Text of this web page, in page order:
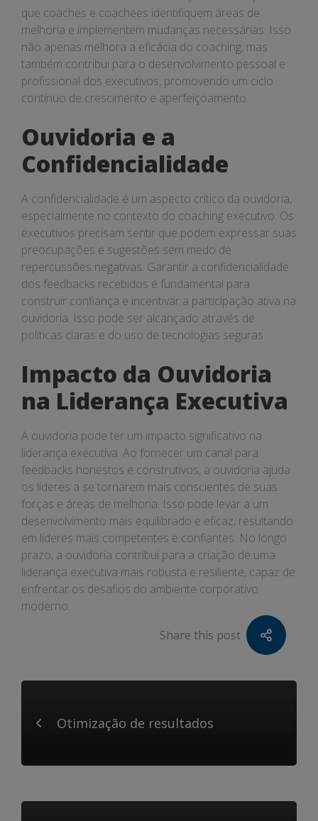
que coaches e coachees identifiquem áreas de
melhoria e implementem mudanças necessárias. Isso
não apenas melhora a eficácia do coaching, mas
também contribui para o desenvolvimento pessoal e
profissional dos executivos, promovendo um ciclo
contínuo de crescimento e aperfeiçoamento.
Ouvidoria e a
Confidencialidade
A confidencialidade é um aspecto crítico da ouvidoria,
especialmente no contexto do coaching executivo. Os
executivos precisam sentir que podem expressar suas
preocupações e sugestões sem medo de
repercussões negativas. Garantir a confidencialidade
dos feedbacks recebidos é fundamental para
construir confiança e incentivar a participação ativa na
ouvidoria. Isso pode ser alcançado através de
políticas claras e do uso de tecnologias seguras.
Impacto da Ouvidoria
na Liderança Executiva
A ouvidoria pode ter um impacto significativo na
liderança executiva. Ao fornecer um canal para
feedbacks honestos e construtivos, a ouvidoria ajuda
os líderes a se tornarem mais conscientes de suas
forças e áreas de melhoria. Isso pode levar a um
desenvolvimento mais equilibrado e eficaz, resultando
em líderes mais competentes e confiantes. No longo
prazo, a ouvidoria contribui para a criação de uma
liderança executiva mais robusta e resiliente, capaz de
enfrentar os desafios do ambiente corporativo
moderno.
Share this post
Otimização de resultados